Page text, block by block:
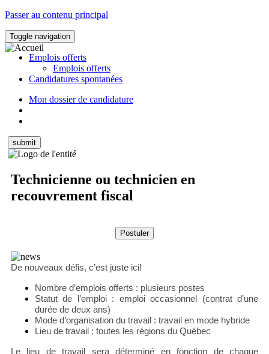
Passer au contenu principal
Toggle navigation
Emplois offerts
Emplois offerts
Candidatures spontanées
Mon dossier de candidature
Technicienne ou technicien en
recouvrement fiscal
De nouveaux défis, c’est juste ici!
Nombre d’emplois offerts : plusieurs postes
Statut de l’emploi : emploi occasionnel (contrat d’une
durée de deux ans)
Mode d’organisation du travail : travail en mode hybride
Lieu de travail : toutes les régions du Québec
Le lieu de travail sera déterminé en fonction de chaque